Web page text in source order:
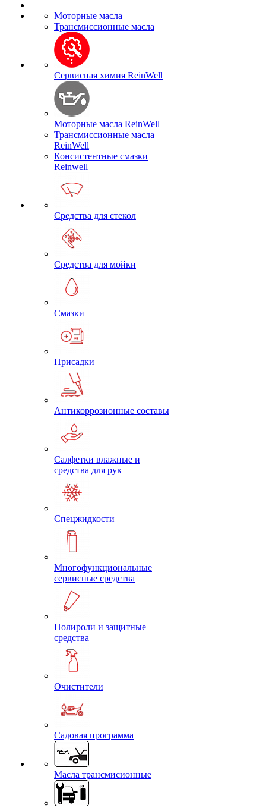
Моторные масла
Трансмиссионные масла
Сервисная химия ReinWell
Моторные масла ReinWell
Трансмиссионные масла
ReinWell
Консистентные смазки
Reinwell
Средства для стекол
Средства для мойки
Смазки
Присадки
Антикоррозионные составы
Салфетки влажные и
средства для рук
Спецжидкости
Многофункциональные
сервисные средства
Полироли и защитные
средства
Очистители
Садовая программа
Масла трансмисионные